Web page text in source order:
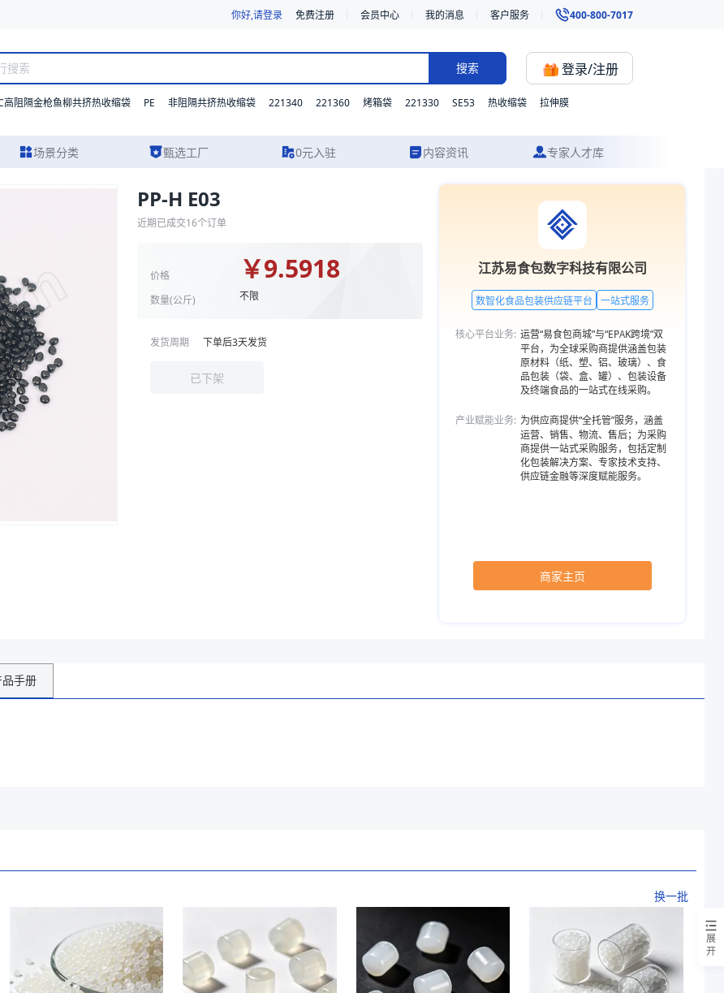
你好,请登录 免费注册 会员中心 我的消息 客户服务 400-800-7017
搜索 登录/注册
高阻隔金枪鱼柳共挤热收缩袋 PE 非阻隔共挤热收缩袋 221340 221360 烤箱袋 221330 SE53 热收缩袋 拉伸膜
场景分类 甄选工厂 0元入驻 内容资讯 专家人才库
价参考。我们支持材质、型号与功能的灵活定制，并提供从方案设计到成品交付的一站式食品包装服务。更多包装品类，欢迎访问易食包供应
PP-H E03
近期已成交16个订单
价格
数量(公斤)
￥9.5918
不限
发货周期 下单后3天发货
已下架
江苏易食包数字科技有限公司
数智化食品包装供应链平台 一站式服务
核心平台业务: 运营“易食包商城”与“EPAK跨境”双
平台，为全球采购商提供涵盖包装
原材料（纸、塑、铝、玻璃）、食
品包装（袋、盒、罐）、包装设备
及终端食品的一站式在线采购。
产业赋能业务: 为供应商提供“全托管”服务，涵盖
运营、销售、物流、售后；为采购
商提供一站式采购服务，包括定制
化包装解决方案、专家技术支持、
供应链金融等深度赋能服务。
商家主页
品手册
换一批
展
开